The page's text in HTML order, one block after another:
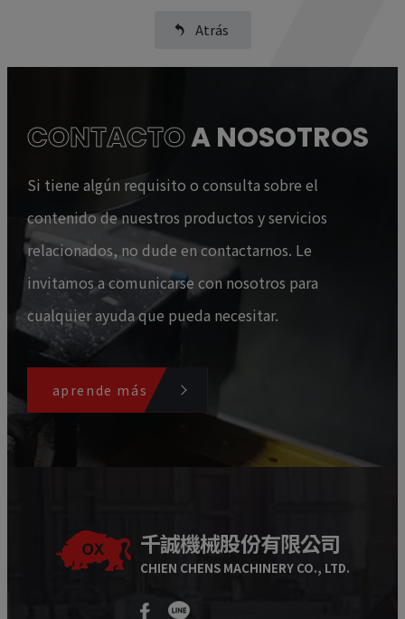
Atrás
CONTACTOA NOSOTROS
Si tiene algún requisito o consulta sobre el
contenido de nuestros productos y servicios
relacionados, no dude en contactarnos. Le
invitamos a comunicarse con nosotros para
cualquier ayuda que pueda necesitar.
aprende más
千誠機械股份有限公司
CHIEN CHENS MACHINERY CO., LTD.